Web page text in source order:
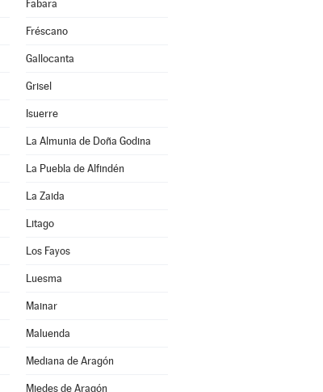
Fabara
Fréscano
Gallocanta
Grisel
Isuerre
La Almunia de Doña Godina
La Puebla de Alfindén
La Zaida
Litago
Los Fayos
Luesma
Mainar
Maluenda
Mediana de Aragón
Miedes de Aragón